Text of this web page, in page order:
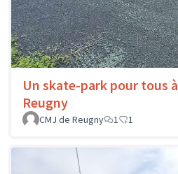
Un skate-park pour tous à
Reugny
CMJ de Reugny
1 1